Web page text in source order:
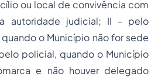
ou local de convivência com
autoridade judicial; II - pelo
o Município não for sede
policial, quando o Município
e não houver delegado